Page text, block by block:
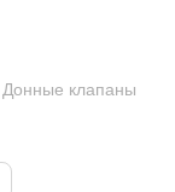
Донные клапаны